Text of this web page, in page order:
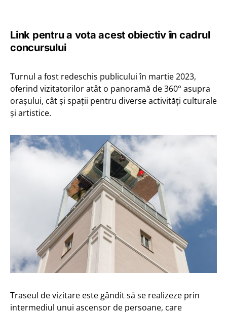
Link pentru a vota acest obiectiv în cadrul
concursului
Turnul a fost redeschis publicului în martie 2023,
oferind vizitatorilor atât o panoramă de 360° asupra
orașului, cât și spații pentru diverse activități culturale
și artistice.
Traseul de vizitare este gândit să se realizeze prin
intermediul unui ascensor de persoane, care